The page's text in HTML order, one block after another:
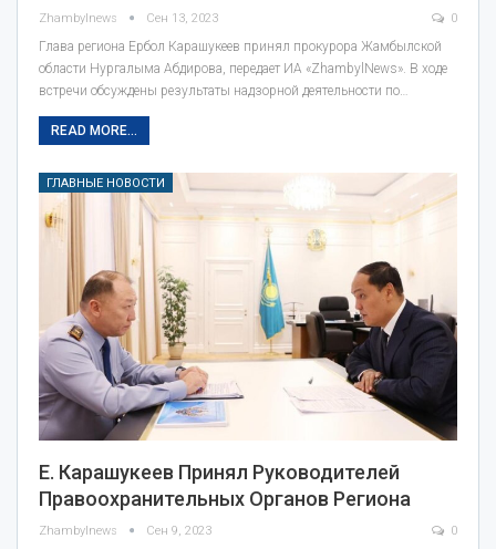
Zhambylnews Сен 13, 2023 0
Глава региона Ербол Карашукеев принял прокурора Жамбылской
области Нургалыма Абдирова, передает ИА «ZhambylNews». В ходе
встречи обсуждены результаты надзорной деятельности по…
READ MORE...
ГЛАВНЫЕ НОВОСТИ
Е. Карашукеев Принял Руководителей
Правоохранительных Органов Региона
Zhambylnews Сен 9, 2023 0